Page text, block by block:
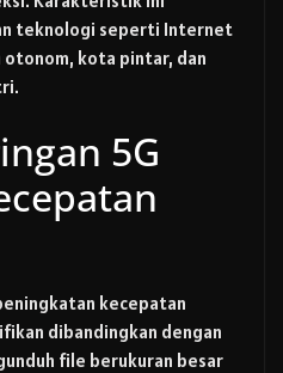
teknologi seperti Internet
otonom, kota pintar, dan
5G
kecepatan
dibandingkan dengan
file berukuran besar